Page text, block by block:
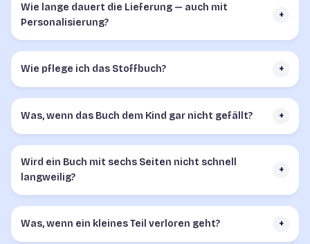
Wie lange dauert die Lieferung — auch mit
Personalisierung?
+
Wie pflege ich das Stoffbuch? +
Was, wenn das Buch dem Kind gar nicht gefällt? +
Wird ein Buch mit sechs Seiten nicht schnell
langweilig?
+
Was, wenn ein kleines Teil verloren geht? +